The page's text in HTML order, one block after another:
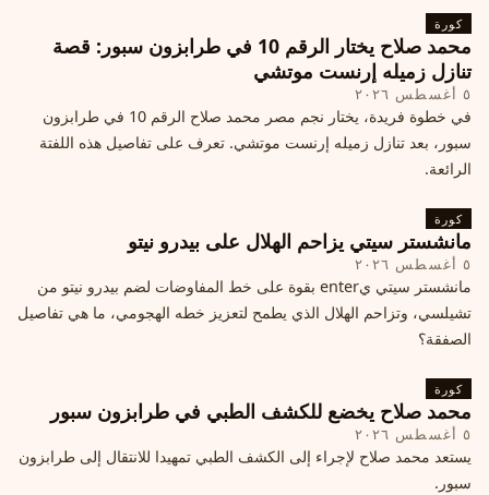
كورة
محمد صلاح يختار الرقم 10 في طرابزون سبور: قصة
تنازل زميله إرنست موتشي
٥ أغسطس ٢٠٢٦
في خطوة فريدة، يختار نجم مصر محمد صلاح الرقم 10 في طرابزون
سبور، بعد تنازل زميله إرنست موتشي. تعرف على تفاصيل هذه اللفتة
الرائعة.
كورة
مانشستر سيتي يزاحم الهلال على بيدرو نيتو
٥ أغسطس ٢٠٢٦
مانشستر سيتي يenter بقوة على خط المفاوضات لضم بيدرو نيتو من
تشيلسي، وتزاحم الهلال الذي يطمح لتعزيز خطه الهجومي، ما هي تفاصيل
الصفقة؟
كورة
محمد صلاح يخضع للكشف الطبي في طرابزون سبور
٥ أغسطس ٢٠٢٦
يستعد محمد صلاح لإجراء إلى الكشف الطبي تمهيدا للانتقال إلى طرابزون
سبور.